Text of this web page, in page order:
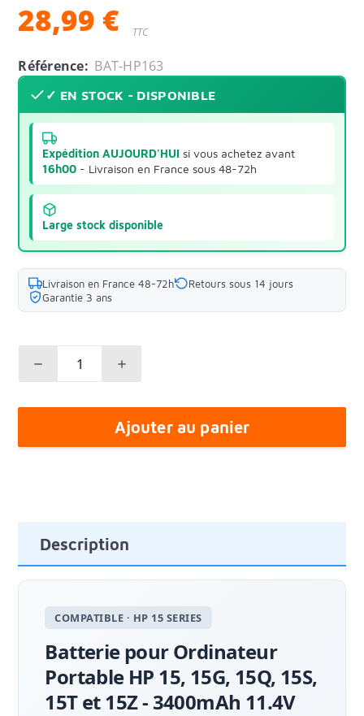
28,99 € TTC
Référence: BAT-HP163
✓ EN STOCK - DISPONIBLE
Expédition AUJOURD'HUI si vous achetez avant
16h00 - Livraison en France sous 48-72h
Large stock disponible
Livraison en France 48-72h
Retours sous 14 jours
Garantie 3 ans
Ajouter au panier
Description
COMPATIBLE · HP 15 SERIES
Batterie pour Ordinateur
Portable HP 15, 15G, 15Q, 15S,
15T et 15Z - 3400mAh 11.4V